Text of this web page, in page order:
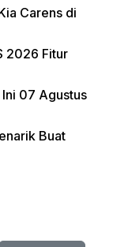
Carens di
2026 Fitur
07 Agustus
Buat